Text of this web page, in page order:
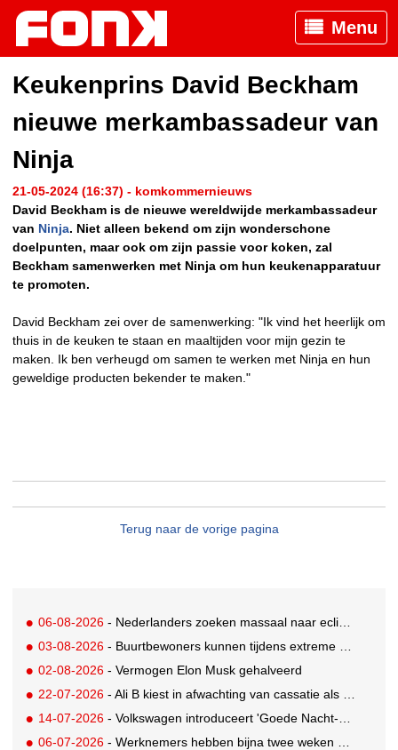
Menu
Keukenprins David Beckham
nieuwe merkambassadeur van
Ninja
21-05-2024 (16:37) - komkommernieuws
David Beckham is de nieuwe wereldwijde merkambassadeur
van Ninja. Niet alleen bekend om zijn wonderschone
doelpunten, maar ook om zijn passie voor koken, zal
Beckham samenwerken met Ninja om hun keukenapparatuur
te promoten.
David Beckham zei over de samenwerking: "Ik vind het heerlijk om
thuis in de keuken te staan en maaltijden voor mijn gezin te
maken. Ik ben verheugd om samen te werken met Ninja en hun
geweldige producten bekender te maken."
Terug naar de vorige pagina
06-08-2026 - Nederlanders zoeken massaal naar eclipsbrillen op Marktplaats
03-08-2026 - Buurtbewoners kunnen tijdens extreme hitte terecht bij The Social Hub
02-08-2026 - Vermogen Elon Musk gehalveerd
22-07-2026 - Ali B kiest in afwachting van cassatie als spreker voor een nieuw podium
14-07-2026 - Volkswagen introduceert 'Goede Nacht-pakket' waarmee auto flexibele slaapruimte met airco wordt
06-07-2026 - Werknemers hebben bijna twee weken nodig om volledig op te laden